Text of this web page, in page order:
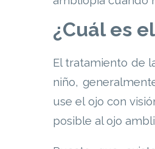
¿Cuál es
El tratamiento de
niño,
use el ojo con
posible al ojo